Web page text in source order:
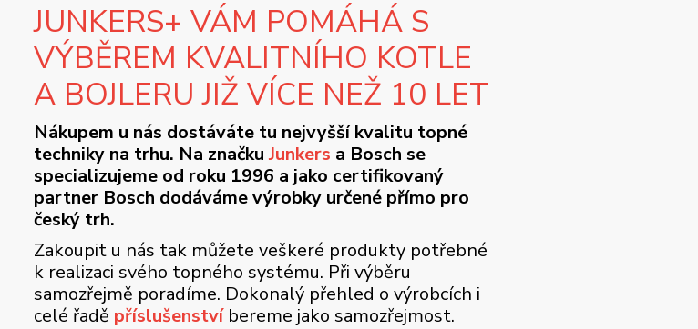
JUNKERS+ VÁM POMÁHÁ S
VÝBĚREM KVALITNÍHO KOTLE
A BOJLERU JIŽ VÍCE NEŽ 10 LET
Nákupem u nás dostáváte tu nejvyšší kvalitu topné
techniky na trhu. Na značkuJunkers a Bosch se
specializujeme od roku 1996 a jako certifikovaný
partner Bosch dodáváme výrobky určené přímo pro
český trh.
Zakoupit u nás tak můžete veškeré produkty potřebné
k realizaci svého topného systému. Při výběru
samozřejmě poradíme. Dokonalý přehled o výrobcích i
celé řadě příslušenstvíbereme jako samozřejmost.